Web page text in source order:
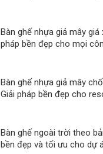
Bàn ghế nhựa giả mây giá
pháp bền đẹp cho mọi
Bàn ghế nhựa giả mây
Giải pháp bền đẹp cho
Bàn ghế ngoài trời theo
bền đẹp và tối ưu cho dự